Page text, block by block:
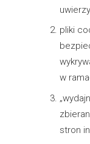
pliki
w
stron